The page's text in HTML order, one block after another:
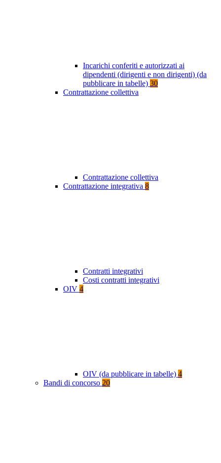
Incarichi conferiti e autorizzati ai
dipendenti (dirigenti e non dirigenti) (da
pubblicare in tabelle) 30
Contrattazione collettiva
Contrattazione collettiva
Contrattazione integrativa 8
Contratti integrativi
Costi contratti integrativi
OIV 4
OIV (da pubblicare in tabelle) 4
Bandi di concorso 20